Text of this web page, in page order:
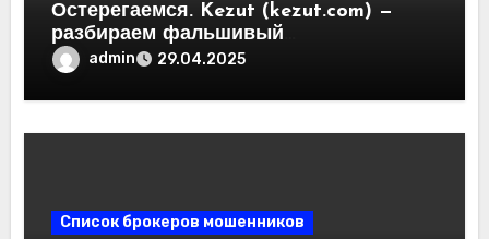
Остерегаемся. Kezut (kezut.com) —
разбираем фальшивый
криптовалютный обменник. Как
пользователей
admin 29.04.2025
Список брокеров мошенников